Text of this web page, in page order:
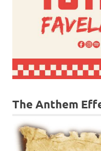
The Anthem